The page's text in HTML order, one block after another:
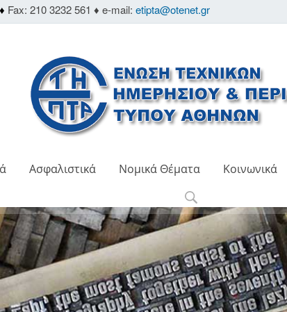
Fax: 210 3232 561 ♦ e-mail: etipta@otenet.gr
Ασφαλιστικά Νομικά Θέματα Κοινωνικά